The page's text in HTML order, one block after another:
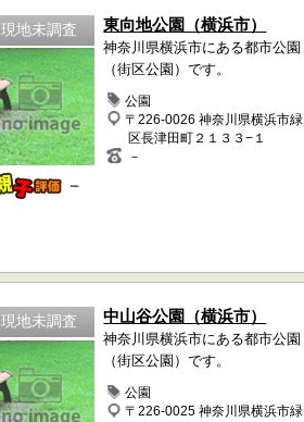
現地未調査
－
東向地公園（横浜市）
神奈川県横浜市にある都市公園
（街区公園）です。
公園
〒226-0026 神奈川県横浜市緑
区長津田町２１３３−１
－
現地未調査 中山谷公園（横浜市）
神奈川県横浜市にある都市公園
（街区公園）です。
公園
〒226-0025 神奈川県横浜市緑